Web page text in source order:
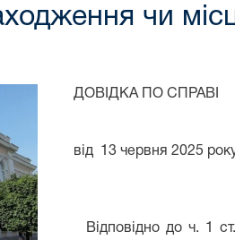
чи
ДОВІДКА ПО СПРАВІ
від 13
Відповідно до ч. 1